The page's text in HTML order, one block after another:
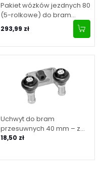
Pakiet wózków jezdnych 80
(5-rolkowe) do bram
przesuwnych z
akcesoriami
293,99 zł
Uchwyt do bram
przesuwnych 40 mm – z
rolkami gumowymi
18,50 zł